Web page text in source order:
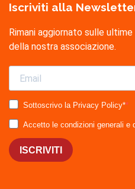
Iscriviti alla
Rimani aggiornato sulle
della nostra associazione.
Sottoscrivo la Privacy Policy*
Accetto le condizioni generali e
ISCRIVITI